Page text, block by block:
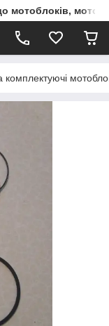
мотоблоків,